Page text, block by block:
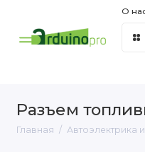
О
Разъем
Главная Автоэлектрика